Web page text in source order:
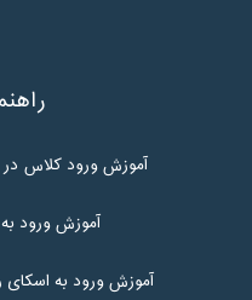
آموزش ورود کلاس در
آموزش ورود به
آموزش ورود به اسکای